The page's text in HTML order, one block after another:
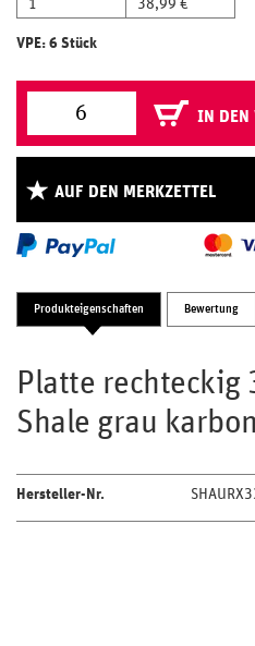
1
38,99 €
VPE: 6 Stück
IN DEN
AUF DEN MERKZETTEL
Produkteigenschaften Bewertung
Platte rechteckig
Shale grau karbon
Hersteller-Nr.